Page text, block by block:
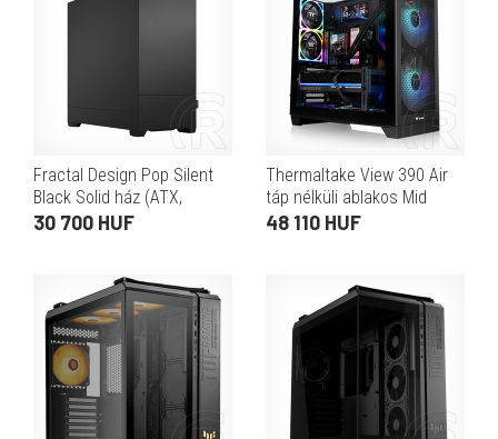
Fractal Design Pop Silent
Black Solid ház (ATX,
fekete)
30 700 HUF
Thermaltake View 390 Air
táp nélküli ablakos Mid
Tower számítógépház
48 110 HUF